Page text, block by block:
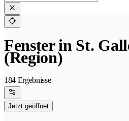
Fenster in St.
(Region)
184 Ergebnisse
Jetzt geöffnet